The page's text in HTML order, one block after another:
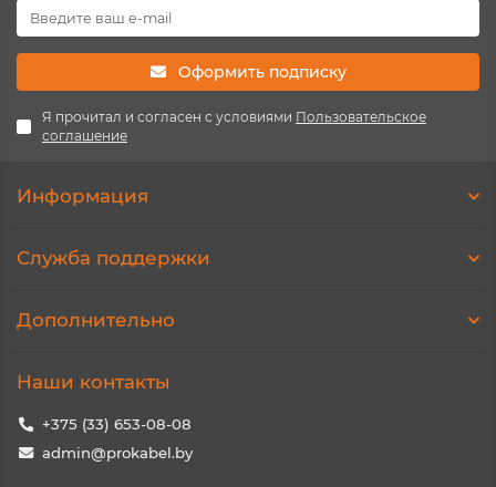
Оформить подписку
Я прочитал и согласен с условиями Пользовательское
соглашение
Информация
Служба поддержки
Дополнительно
Наши контакты
+375 (33) 653-08-08
admin@prokabel.by